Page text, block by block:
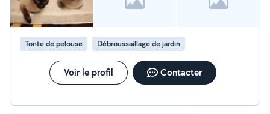
Tonte de pelouse Débroussaillage de jardin
Voir le profil Contacter